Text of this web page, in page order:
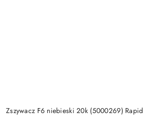
Zszywacz F6 niebieski 20k (5000269) Rapid